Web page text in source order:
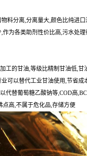
料分离,分离量大,颜色比纯进
作为各类助剂性价比高,污水处
工的甘油,等级比精制甘油低,甘
可以替代工业甘油使用,节省成
代替葡萄糖乙酸钠等,COD高
点高,不属于危化品,存储方便